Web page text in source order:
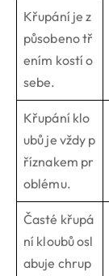
Křupání je z
působeno tř
ením kostí o
sebe.
Křupání klo
ubů je vždy p
říznakem pr
oblému.
Časté křupá
ní kloubů osl
abuje chrup